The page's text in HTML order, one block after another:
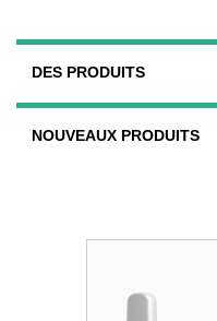
DES PRODUITS
NOUVEAUX PRODUITS